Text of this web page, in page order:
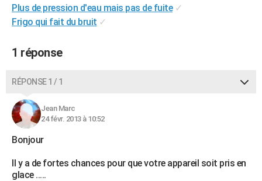
CARTE DE VOEUX
Dictionnaire
Biographies
Citations
Expressions
Proverbes
PROGRAMME TV
COPAINS D'AVANT
S'inscrire
Se connecter
Lycées
Collèges
Primaires
Universités
Entreprises
Service militaire
Avis de recherche
AVIS DE DÉCÈS
Plus de pression d'eau mais pas de fuite ✓
Frigo qui fait du bruit ✓
1 réponse
RÉPONSE 1 / 1
Jean Marc
24 févr. 2013 à 10:52
Bonjour
Il y a de fortes chances pour que votre appareil soit pris en
glace .....